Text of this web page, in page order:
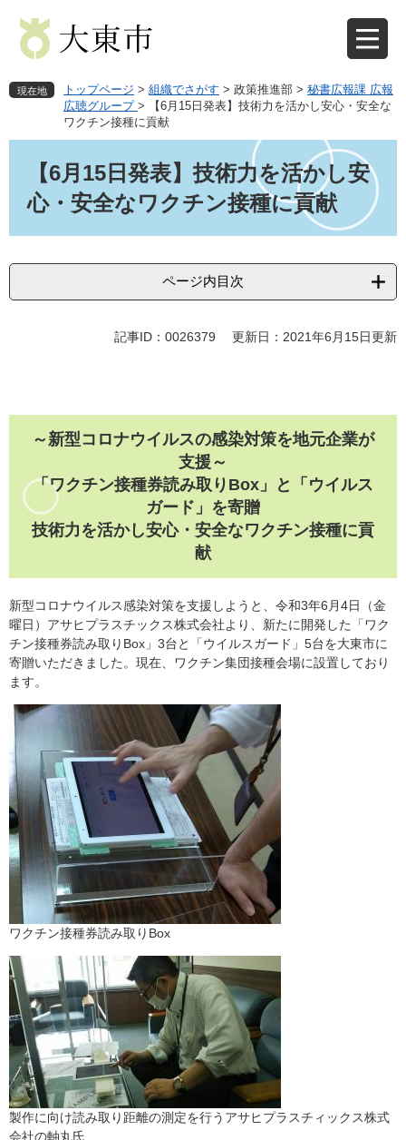
先
す
を
し
現在地 トップページ > 組織でさがす > 政策推進部 > 秘書広報課 広報
広聴グループ >
【6月15日発表】技術力を活かし安心・安全な
ワクチン接種に貢献
【6月15日発表】技術力を活かし安
心・安全なワクチン接種に貢献
ページ内目次
記事ID：0026379 更新日：2021年6月15日更新
～新型コロナウイルスの感染対策を地元企業が
支援～
「ワクチン接種券読み取りBox」と「ウイルス
ガード」を寄贈
技術力を活かし安心・安全なワクチン接種に貢
献
新型コロナウイルス感染対策を支援しようと、令和3年6月4日（金
曜日）アサヒプラスチックス株式会社より、新たに開発した「ワク
チン接種券読み取りBox」3台と「ウイルスガード」5台を大東市に
寄贈いただきました。現在、ワクチン集団接種会場に設置しており
ます。
ワクチン接種券読み取りBox
製作に向け読み取り距離の測定を行うアサヒプラスチィックス株式
会社の軸丸氏